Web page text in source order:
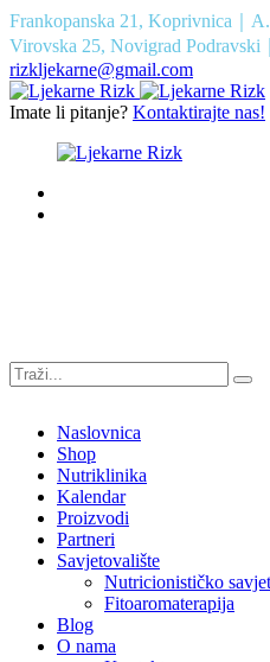
Frankopanska 21, Koprivnica｜
Virovska 25, Novigrad Podravski
rizkljekarne@gmail.com
Imate li pitanje? Kontaktirajte nas!
Naslovnica
Shop
Nutriklinika
Kalendar
Proizvodi
Partneri
Savjetovalište
Nutricionističko
Fitoaromaterapija
Blog
O nama